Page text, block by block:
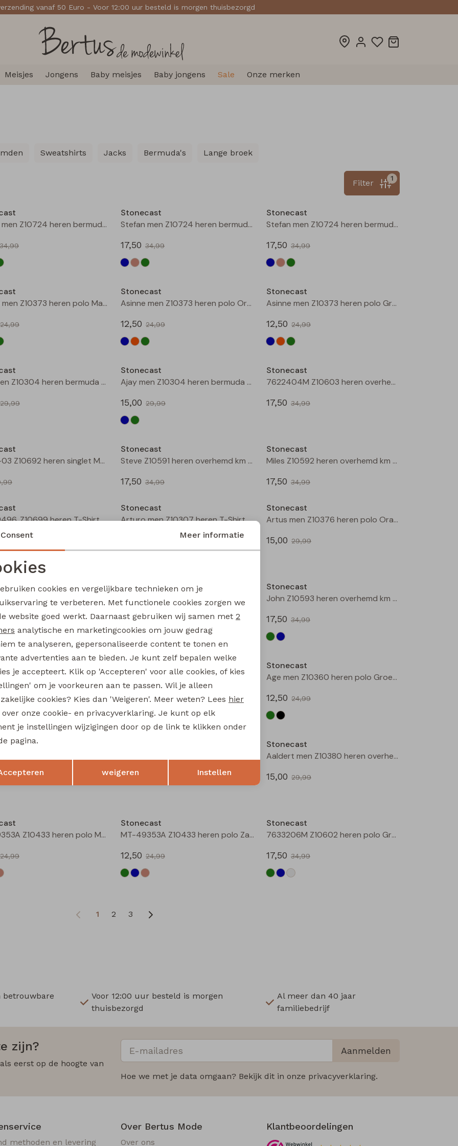
vanaf 50 Euro - Voor 12:00 uur besteld is morgen thuisbezorgd
Meisjes Jongens Baby meisjes Baby jongens Sale Onze merken
Sweatshirts Jacks Bermuda's Lange broek
1
Filter
Stefan men Z10724 heren bermuda Greyblue
34,99
Stonecast
Stefan men Z10724 heren bermuda Zand
17,50 34,99
Stonecast
Stefan men Z10724 heren bermuda Army
17,50 34,99
Asinne men Z10373 heren polo Marine
24,99
Stonecast
Asinne men Z10373 heren polo Oranje
12,50 24,99
Stonecast
Asinne men Z10373 heren polo Groen
12,50 24,99
Ajay men Z10304 heren bermuda Marine
29,99
Stonecast
Ajay men Z10304 heren bermuda Groen donker
15,00 29,99
Stonecast
7622404M Z10603 heren overhemd km Marine
17,50 34,99
M61SL-03 Z10692 heren singlet Marine
Stonecast
Steve Z10591 heren overhemd km Blauw
17,50 34,99
Stonecast
Miles Z10592 heren overhemd km Marine
17,50 34,99
MT-49496. Z10699 heren T-Shirt km raf/jeans
Stonecast
Arturo men Z10307 heren T-Shirt km Raf
Stonecast
Artus men Z10376 heren polo Oranje
15,00 29,99
69,99
Stonecast
17,50 34,99
Stonecast
John Z10593 heren overhemd km Marine
17,50 34,99
Sale
Mitch Z10594 heren overhemd km Marine
34,99
17,50 34,99
Stonecast
Age men Z10360 heren polo Groen mos
12,50 24,99
Sale
29,99
Sale
15,00
Stonecast
Aaldert men Z10380 heren overhemd km Bruin licht
15,00 29,99
MT-49353A Z10433 heren polo Marine
24,99
Stonecast
MT-49353A Z10433 heren polo Zand
12,50 24,99
Stonecast
7633206M Z10602 heren polo Groen
17,50 34,99
1 2 3
betrouwbare
Voor 12:00 uur besteld is morgen
thuisbezorgd
Al meer dan 40 jaar
familiebedrijf
zijn?
eerst op de hoogte van
Aanmelden
Hoe we met je data omgaan? Bekijk dit in onze privacyverklaring.
methoden en levering
Over Bertus Mode
Over ons
Klantbeoordelingen
cookies
cookies Marketing cookies
Terug Opslaan
Consent Meer informatie
cookies en vergelijkbare technieken om je
te verbeteren. Met functionele cookies zorgen we
website goed werkt. Daarnaast gebruiken wij samen met 2
analytische en marketingcookies om jouw gedrag
te analyseren, gepersonaliseerde content te tonen en
advertenties aan te bieden. Je kunt zelf bepalen welke
je accepteert. Klik op 'Accepteren' voor alle cookies, of kies
om je voorkeuren aan te passen. Wil je alleen
cookies? Kies dan 'Weigeren'. Meer weten? Lees hier
over onze cookie- en privacyverklaring. Je kunt op elk
je instellingen wijzigingen door op de link te klikken onder
pagina.
weigeren Instellen